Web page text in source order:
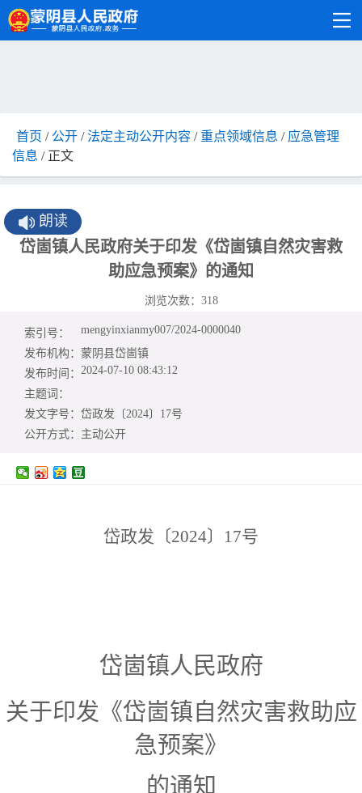
首页 / 公开 /法定主动公开内容 / 重点领域信息 / 应急管理
信息 / 正文
朗读
岱崮镇人民政府关于印发《岱崮镇自然灾害救
助应急预案》的通知
浏览次数： 318
索引号：
mengyinxianmy007/2024-0000040
发布机构： 蒙阴县岱崮镇
发布时间： 2024-07-10 08:43:12
主题词：
发文字号： 岱政发〔2024〕17号
公开方式： 主动公开
岱政发〔2024〕17号
岱崮镇人民政府
关于印发《岱崮镇自然灾害救助应
急预案》
的通知